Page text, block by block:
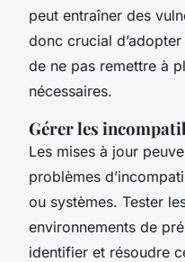
peut entraîner des
donc crucial
de ne pas remettre à
nécessaires.
Gérer les
Les mises à jour
problèmes
ou systèmes. Tester
environnements de
identifier et résoudre